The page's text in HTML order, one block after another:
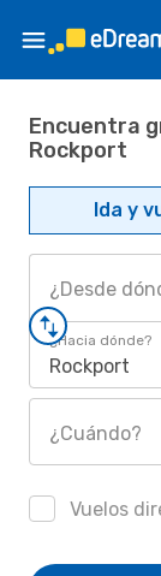
Encuentra
Rockport
Ida y
¿Desde
¿Hacia dónde?
Rockport
¿Cuándo?
Vuelos